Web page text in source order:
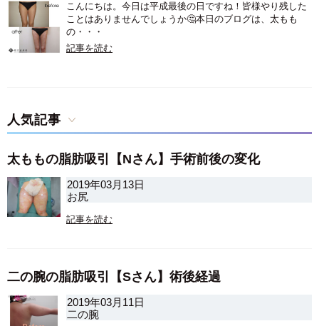
こんにちは。今日は平成最後の日ですね！皆様やり残した
ことはありませんでしょうか🤔本日のブログは、太もも
の・・・
記事を読む
人気記事
太ももの脂肪吸引【Nさん】手術前後の変化
2019年03月13日
お尻
記事を読む
二の腕の脂肪吸引【Sさん】術後経過
2019年03月11日
二の腕